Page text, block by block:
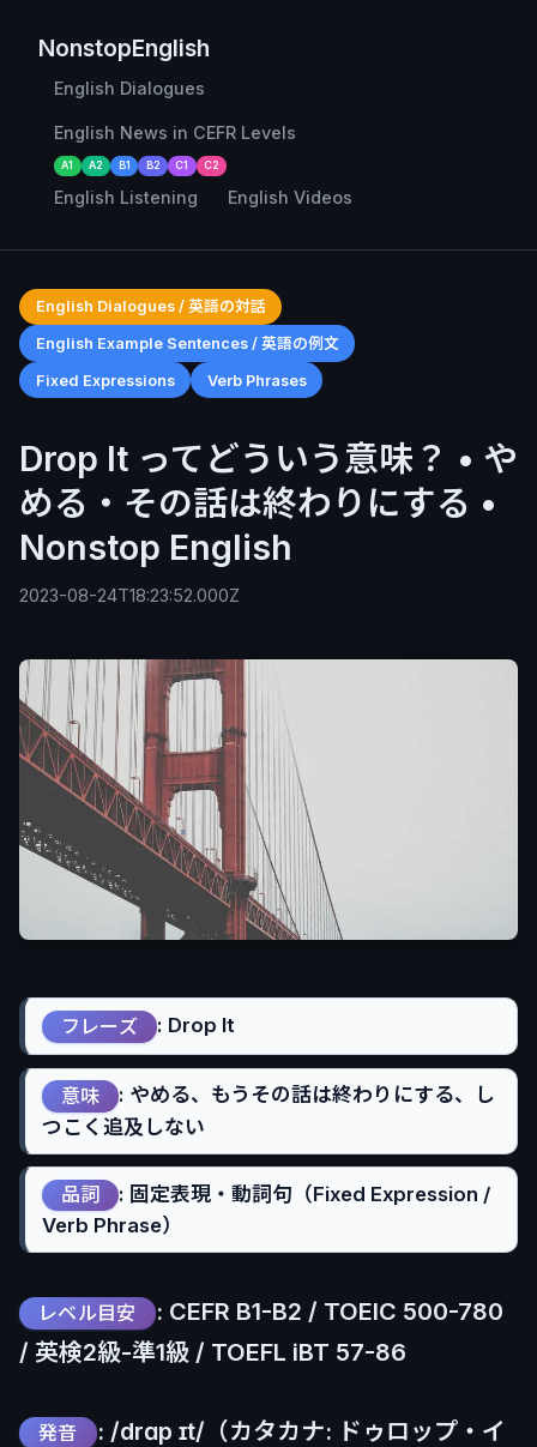
NonstopEnglish
English Dialogues
English News in CEFR Levels
A1 A2 B1 B2 C1 C2
English Listening English Videos
English Dialogues / 英語の対話
English Example Sentences / 英語の例文
Fixed Expressions Verb Phrases
Drop It ってどういう意味？ • や
める・その話は終わりにする •
Nonstop English
2023-08-24T18:23:52.000Z
フレーズ : Drop It
意味
: やめる、もうその話は終わりにする、し
つこく追及しない
品詞
: 固定表現・動詞句（Fixed Expression /
Verb Phrase）
レベル目安
: CEFR B1-B2 / TOEIC 500-780
/ 英検2級-準1級 / TOEFL iBT 57-86
発音
: /drɑp ɪt/（カタカナ: ドゥロップ・イ